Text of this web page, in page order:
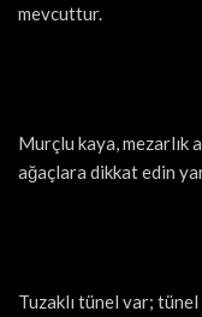
mevcuttur.
Murçlu kaya, mezarlık
ağaçlara dikkat edin
Tuzaklı tünel var;